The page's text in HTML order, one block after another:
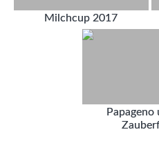
Milchcup 2017
Papageno